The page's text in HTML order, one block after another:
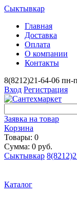
Сыктывкар
Главная
Доставка
Оплата
О компании
Контакты
8(8212)21-64-06 пн-
Вход Регистрация
Заявка на товар
Корзина
Товары: 0
Сумма: 0 руб.
Сыктывкар
Каталог